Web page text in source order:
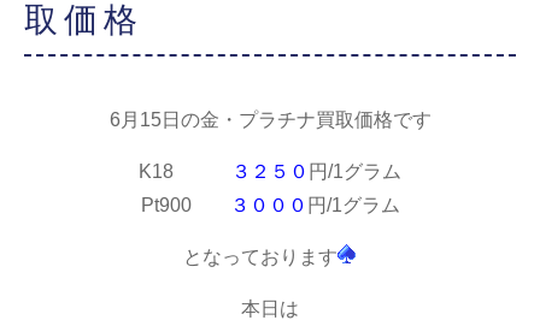
取価格
6月15日の金・プラチナ買取価格です
K18 ３２５０ 円/1グラム
Pt900
３０００ 円/1グラム
となっております
本日は